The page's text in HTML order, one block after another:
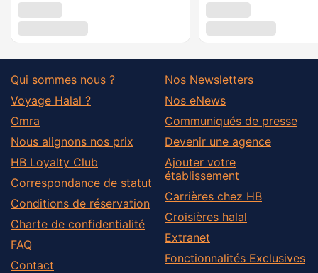
Qui sommes nous ?
Voyage Halal ?
Omra
Nous alignons nos prix
HB Loyalty Club
Correspondance de statut
Conditions de réservation
Charte de confidentialité
FAQ
Contact
Nos Newsletters
Nos eNews
Communiqués de presse
Devenir une agence
Ajouter votre
établissement
Carrières chez HB
Croisières halal
Extranet
Fonctionnalités Exclusives